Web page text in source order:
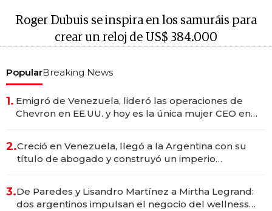
Roger Dubuis se inspira en los samuráis para
crear un reloj de US$ 384.000
PopularBreaking News
1. Emigró de Venezuela, lideró las operaciones de
Chevron en EE.UU. y hoy es la única mujer CEO en
2.Creció en Venezuela, llegó a la Argentina con su
título de abogado y construyó un imperio
3.De Paredes y Lisandro Martínez a Mirtha Legrand:
dos argentinos impulsan el negocio del wellness